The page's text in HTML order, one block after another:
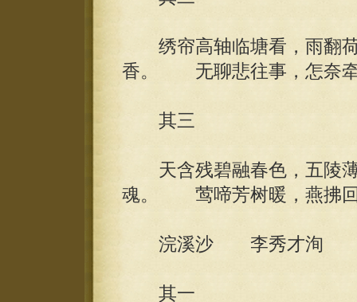
绣帘高轴临塘看，雨翻荷
香。 无聊悲往事，怎奈牵
其三
天含残碧融春色，五陵薄
魂。 莺啼芳树暖，燕拂回
浣溪沙 李秀才洵
其一